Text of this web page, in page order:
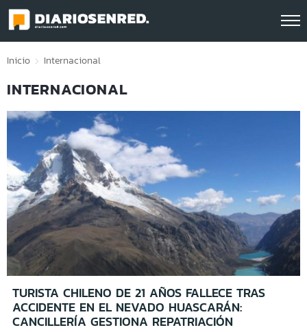
Click acá para ir directamente al contenido
Inicio Internacional
INTERNACIONAL
TURISTA CHILENO DE 21 AÑOS FALLECE TRAS
ACCIDENTE EN EL NEVADO HUASCARÁN:
CANCILLERÍA GESTIONA REPATRIACIÓN